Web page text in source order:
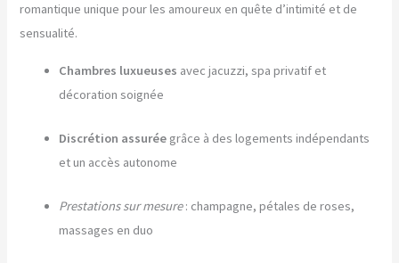
romantique unique pour les amoureux en quête d’intimité et de
sensualité.
Chambres luxueuses avec jacuzzi, spa privatif et
décoration soignée
Discrétion assurée grâce à des logements indépendants
et un accès autonome
Prestations sur mesure: champagne, pétales de roses,
massages en duo